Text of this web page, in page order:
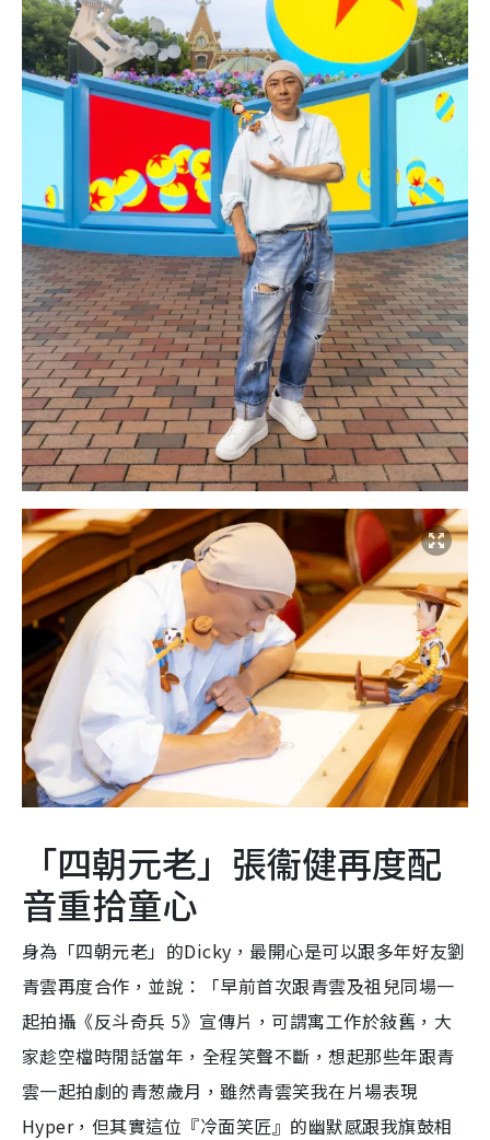
「四朝元老」張衞健再度配
音重拾童心
身為「四朝元老」的Dicky ，最開心是可以跟多年好友劉
青雲再度合作，並說：「早前首次跟青雲及祖兒同場一
起拍攝《反斗奇兵 5》宣傳片，可謂寓工作於敍舊，大
家趁空檔時閒話當年，全程笑聲不斷，想起那些年跟青
雲一起拍劇的青葱歲月，雖然青雲笑我在片場表現
Hyper，但其實這位『冷面笑匠』的幽默感跟我旗鼓相